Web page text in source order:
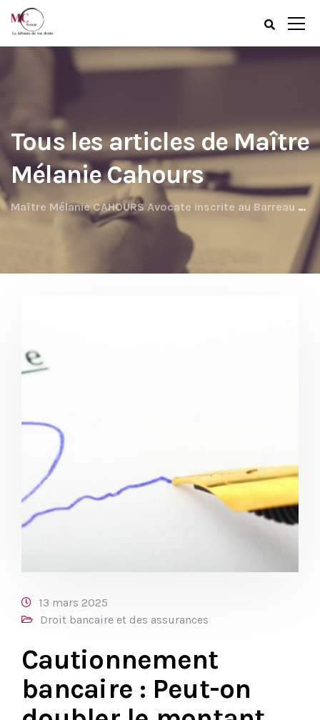
Tous les articles de Maître
Mélanie Cahours
Maître Mélanie CAHOURS Avocate inscrite au Barreau de BREST
13 mars 2025
Droit bancaire et des assurances
Cautionnement
bancaire : Peut-on